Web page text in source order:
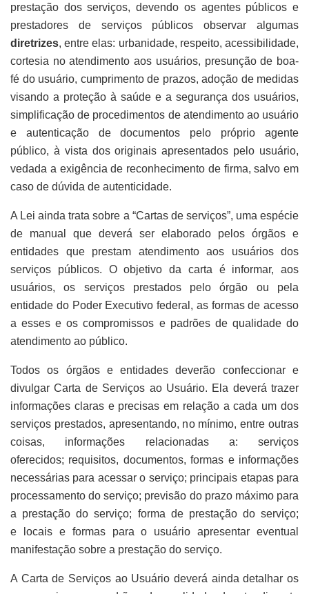
prestação dos serviços, devendo os agentes públicos e
prestadores de serviços públicos observar algumas
diretrizes, entre elas: urbanidade, respeito, acessibilidade,
cortesia no atendimento aos usuários, presunção de boa-
fé do usuário, cumprimento de prazos, adoção de medidas
visando a proteção à saúde e a segurança dos usuários,
simplificação de procedimentos de atendimento ao usuário
e autenticação de documentos pelo próprio agente
público, à vista dos originais apresentados pelo usuário,
vedada a exigência de reconhecimento de firma, salvo em
caso de dúvida de autenticidade.
A Lei ainda trata sobre a “Cartas de serviços”, uma espécie
de manual que deverá ser elaborado pelos órgãos e
entidades que prestam atendimento aos usuários dos
serviços públicos. O objetivo da carta é informar, aos
usuários, os serviços prestados pelo órgão ou pela
entidade do Poder Executivo federal, as formas de acesso
a esses e os compromissos e padrões de qualidade do
atendimento ao público.
Todos os órgãos e entidades deverão confeccionar e
divulgar Carta de Serviços ao Usuário. Ela deverá trazer
informações claras e precisas em relação a cada um dos
serviços prestados, apresentando, no mínimo, entre outras
coisas, informações relacionadas a: serviços
oferecidos; requisitos, documentos, formas e informações
necessárias para acessar o serviço; principais etapas para
processamento do serviço; previsão do prazo máximo para
a prestação do serviço; forma de prestação do serviço;
e locais e formas para o usuário apresentar eventual
manifestação sobre a prestação do serviço.
A Carta de Serviços ao Usuário deverá ainda detalhar os